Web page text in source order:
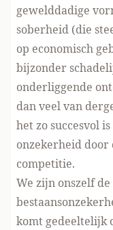
gewelddadige
soberheid (die
op economisch
bijzonder
onderliggende
dan veel van
het zo succesvol
onzekerheid
competitie.
We zijn onszelf
komt gedeeltelijk